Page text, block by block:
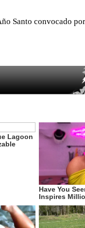
Santo convocado